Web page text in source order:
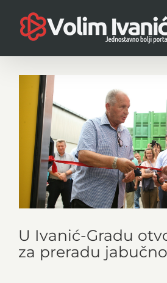
content
Larger
Image
U Ivanić-Gradu
za preradu